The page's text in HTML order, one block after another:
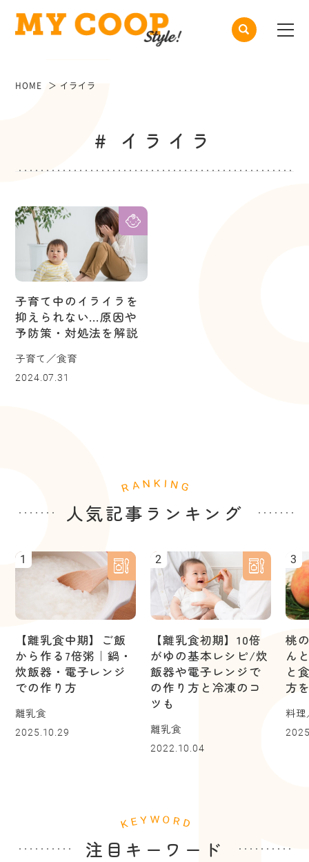
HOME イライラ
# イライラ
子育て中のイライラを
抑えられない…原因や
予防策・対処法を解説
子育て／食育
2024.07.31
人気記事ランキング
1
【離乳食中期】ご飯
から作る7倍粥｜鍋・
炊飯器・電子レンジ
での作り方
離乳食
2025.10.29
2
【離乳食初期】10倍
がゆの基本レシピ/炊
飯器や電子レンジで
の作り方と冷凍のコ
ツも
離乳食
2022.10.04
3
桃
ん
と
方
料
注目キーワード